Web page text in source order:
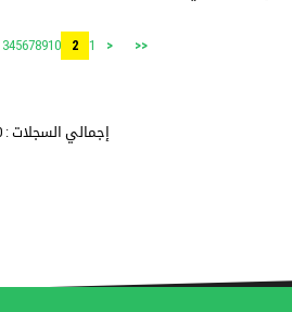
<<
<
1
2
345678910
إجمالي السجلات : 10